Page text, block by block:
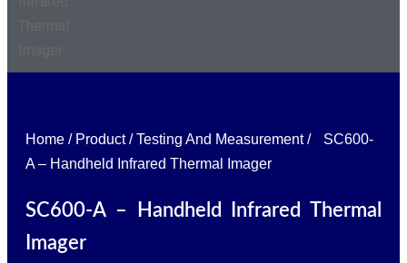
Home / Product/Testing And Measurement/
SC600-
A – Handheld Infrared Thermal Imager
SC600-A – Handheld Infrared Thermal
Imager